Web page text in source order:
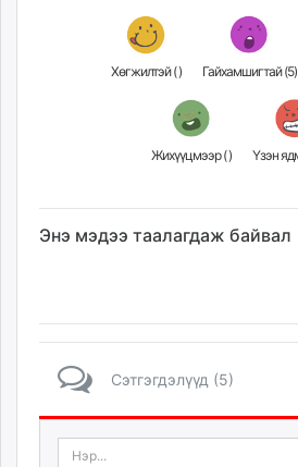
Хөгжилтэй () Гайхамшигтай (5)
Жихүүцмээр ()
Энэ мэдээ таалагдаж байвал
Сэтгэгдэлүүд (5)